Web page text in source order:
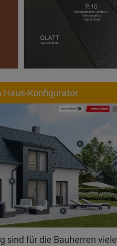
Haus-Konfigurator
sind für die Bauherren viele